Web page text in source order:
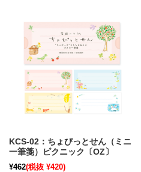
KCS-02：ちょぴっとせん（ミニ
一筆箋）ピクニック〔OZ〕
¥462(税抜 ¥420)